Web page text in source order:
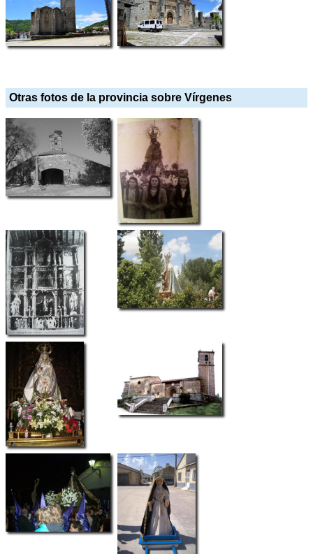
Otras fotos de la provincia sobre Vírgenes